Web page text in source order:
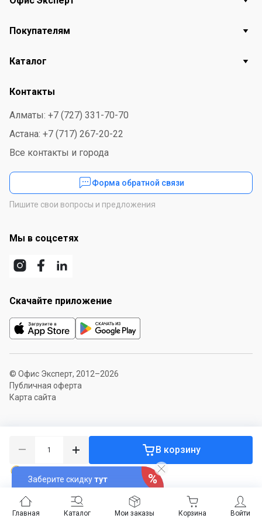
Главная Каталог Войти
Мои заказы Корзина
В корзину
операционной системой Chrome OS — это идеальный
безопасность. Камера 720p HD обеспечивает отличное
Устройство поддерживает Wi-Fi 802.11ac и Bluetooth
5.0, что обеспечивает стабильное соединение с сетью
и другими устройствами.
Заберите скидкутут
Покупателям
Каталог
Контакты
Алматы: +7 (727) 331-70-70
Астана: +7 (717) 267-20-22
Все контакты и города
Форма обратной связи
Пишите свои вопросы и предложения
Мы в соцсетях
Скачайте приложение
© Офис Эксперт, 2012–2026
Публичная оферта
Карта сайта